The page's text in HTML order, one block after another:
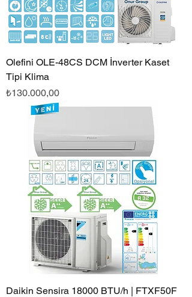
Olefini OLE-48CS DCM İnverter Kaset
Tipi Klima
Fiyat
₺130.000,00
Daikin Sensira 18000 BTU/h | FTXF50F